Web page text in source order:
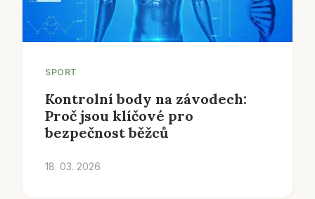
SPORT
Kontrolní body na závodech:
Proč jsou klíčové pro
bezpečnost běžců
18. 03. 2026